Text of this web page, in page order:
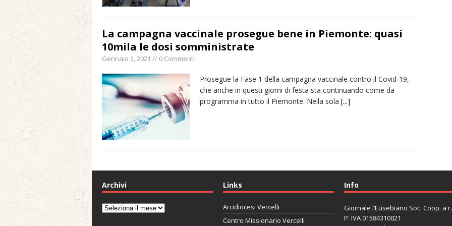
La campagna vaccinale prosegue bene in Piemonte: quasi
10mila le dosi somministrate
Gennaio 3, 2021 // 0 Commenti
Prosegue la Fase 1 della campagna vaccinale contro il Covid-19,
che anche in questi giorni di festa sta continuando come da
programma in tutto il Piemonte. Nella sola [...]
Archivi
Archivi
Links
Arcidiocesi Vercelli
Centro Missionario Vercelli
Info
Giornale l’Eusebiano Soc. Coop. a
P. IVA 01584310021